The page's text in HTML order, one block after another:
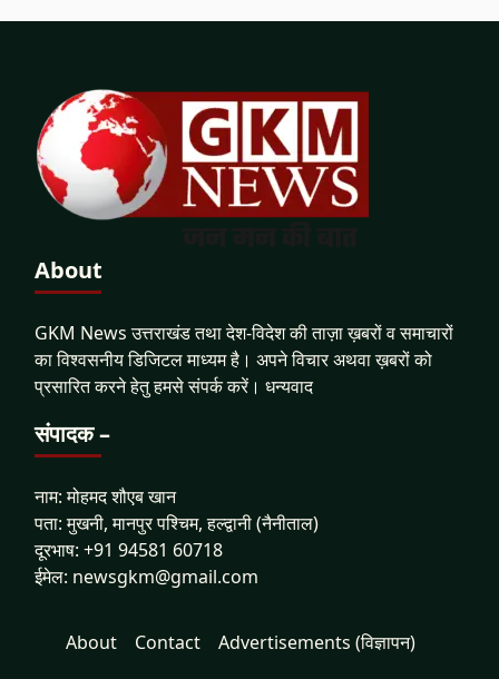
About
GKM News उत्तराखंड तथा देश-विदेश की ताज़ा ख़बरों व समाचारों
का विश्वसनीय डिजिटल माध्यम है। अपने विचार अथवा ख़बरों को
प्रसारित करने हेतु हमसे संपर्क करें। धन्यवाद
संपादक –
नाम: मोहमद शौएब खान
पता: मुखनी, मानपुर पश्चिम, हल्द्वानी (नैनीताल)
दूरभाष: +91 94581 60718
ईमेल: newsgkm@gmail.com
About Contact Advertisements (विज्ञापन)